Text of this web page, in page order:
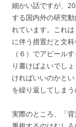
細かい話ですが、
する国内外の研究
れています。これ
に伴う措置だと文
（６）でアピール
り書けばよいでし
ければいいのかと
を繰り返してしまう
実際のところ、「